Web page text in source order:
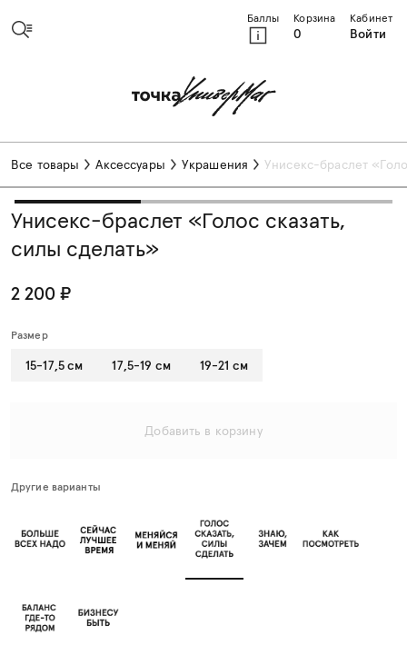
Баллы Корзина
0
Кабинет
Войти
Все товары Аксессуары Украшения Унисекс-браслет
Унисекс-браслет «Голос сказать,
силы сделать»
2 200 ₽
Размер
15-17,5 см 17,5-19 см 19-21 см
Добавить в корзину
Другие варианты